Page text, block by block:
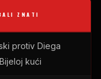
ZNATI
protiv Diega
kući